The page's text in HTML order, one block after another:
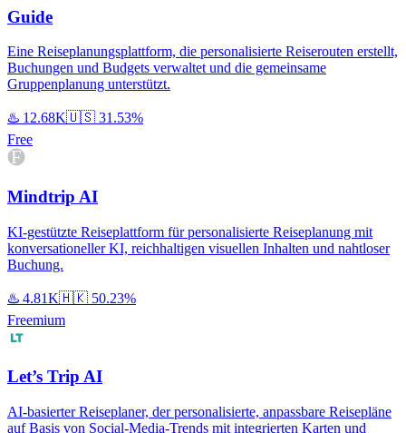
Guide
Eine Reiseplanungsplattform, die personalisierte Reiserouten erstellt,
Buchungen und Budgets verwaltet und die gemeinsame
Gruppenplanung unterstützt.
♨️ 12.68K🇺🇸 31.53%
Free
Mindtrip AI
KI-gestützte Reiseplattform für personalisierte Reiseplanung mit
konversationeller KI, reichhaltigen visuellen Inhalten und nahtloser
Buchung.
♨️ 4.81K🇭🇰 50.23%
Freemium
Let’s Trip AI
AI-basierter Reiseplaner, der personalisierte, anpassbare Reisepläne
auf Basis von Social-Media-Trends mit integrierten Karten und